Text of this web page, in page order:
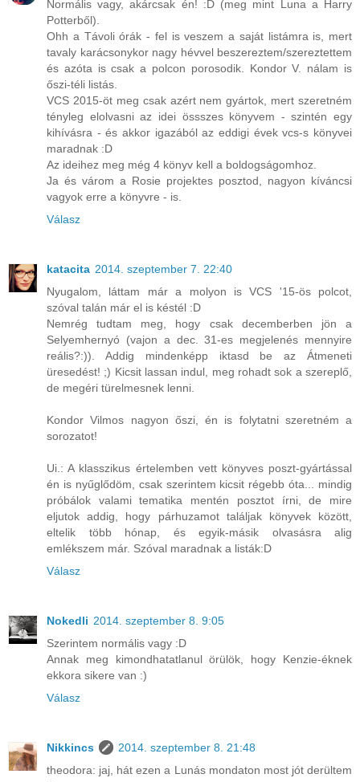
Normális vagy, akárcsak én! :D (meg mint Luna a Harry
Potterből).
Ohh a Távoli órák - fel is veszem a saját listámra is, mert
tavaly karácsonykor nagy hévvel beszereztem/szereztettem
és azóta is csak a polcon porosodik. Kondor V. nálam is
őszi-téli listás.
VCS 2015-öt meg csak azért nem gyártok, mert szeretném
tényleg elolvasni az idei össszes könyvem - szintén egy
kihívásra - és akkor igazából az eddigi évek vcs-s könyvei
maradnak :D
Az ideihez meg még 4 könyv kell a boldogságomhoz.
Ja és várom a Rosie projektes posztod, nagyon kíváncsi
vagyok erre a könyvre - is.
Válasz
katacita 2014. szeptember 7. 22:40
Nyugalom, láttam már a molyon is VCS '15-ös polcot,
szóval talán már el is késtél :D
Nemrég tudtam meg, hogy csak decemberben jön a
Selyemhernyó (vajon a dec. 31-es megjelenés mennyire
reális?:)). Addig mindenképp iktasd be az Átmeneti
üresedést! ;) Kicsit lassan indul, meg rohadt sok a szereplő,
de megéri türelmesnek lenni.
Kondor Vilmos nagyon őszi, én is folytatni szeretném a
sorozatot!
Ui.: A klasszikus értelemben vett könyves poszt-gyártással
én is nyűglődöm, csak szerintem kicsit régebb óta... mindig
próbálok valami tematika mentén posztot írni, de mire
eljutok addig, hogy párhuzamot találjak könyvek között,
eltelik több hónap, és egyik-másik olvasásra alig
emlékszem már. Szóval maradnak a listák:D
Válasz
Nokedli 2014. szeptember 8. 9:05
Szerintem normális vagy :D
Annak meg kimondhatatlanul örülök, hogy Kenzie-éknek
ekkora sikere van :)
Válasz
Nikkincs
2014. szeptember 8. 21:48
theodora: jaj, hát ezen a Lunás mondaton most jót derültem